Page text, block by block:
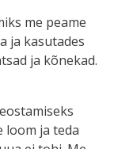
me peame
ja kasutades
ja kõnekad.
loom ja teda